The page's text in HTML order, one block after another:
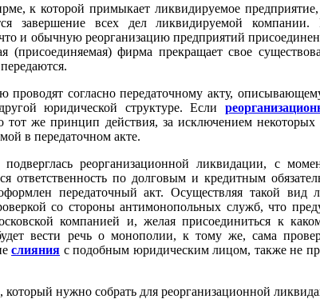
к которой примыкает ликвидируемое
завершение всех дел ликвидируемой
и обычную реорганизацию предприятий
(присоединяемая) фирма прекращает свое
проводят согласно передаточному акту,
юридической структуре. Если
тот же принцип действия, за исключением некоторых
в передаточном акте.
реорганизационной ликвидации, с
ответственность по долговым и кредитным
передаточный акт. Осуществляя такой вид
со стороны антимонопольных служб, что
компанией и, желая присоединиться к
вести речь о монополии, к тому же, сама
слияния с подобным юридическим лицом, также не
нужно собрать для реорганизационной